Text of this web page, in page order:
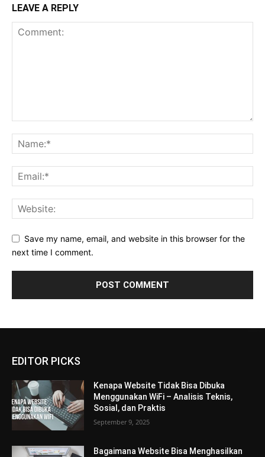
LEAVE A REPLY
Save my name, email, and website in this browser for the
next time I comment.
EDITOR PICKS
Kenapa Website Tidak Bisa Dibuka
Menggunakan WiFi – Analisis Teknis,
Sosial, dan Praktis
September 9, 2025
Bagaimana Website Bisa Menghasilkan